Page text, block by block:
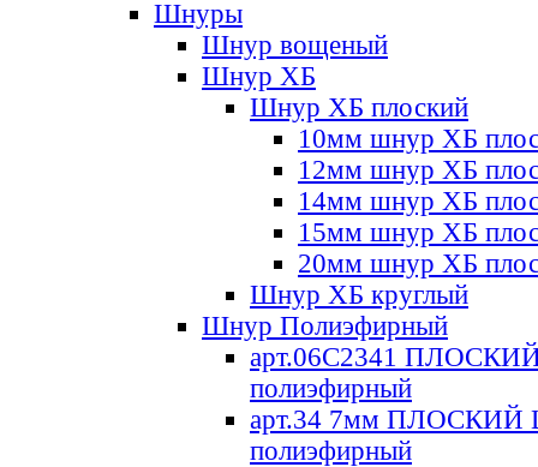
Шнуры
Шнур вощеный
Шнур ХБ
Шнур ХБ плоский
10мм шнур ХБ
12мм шнур ХБ
14мм шнур ХБ
15мм шнур ХБ
20мм шнур ХБ
Шнур ХБ круглый
Шнур Полиэфирный
арт.06С2341
полиэфирный
арт.34 7мм ПЛОСКИЙ
полиэфирный